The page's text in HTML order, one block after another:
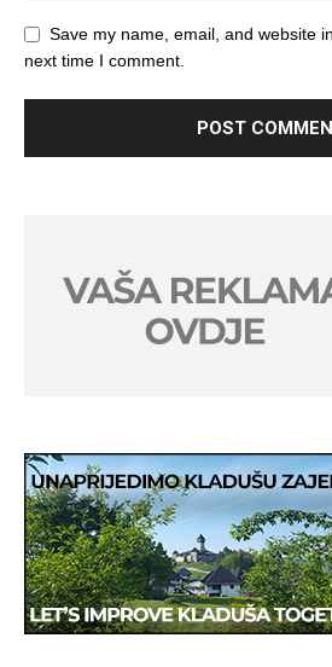
Save my name, email, and website
next time I comment.